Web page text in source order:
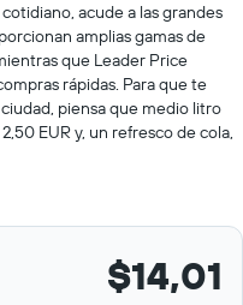
acude a las grandes
amplias gamas de
que Leader Price
rápidas. Para que te
piensa que medio litro
EUR y, un refresco de cola,
$14,01